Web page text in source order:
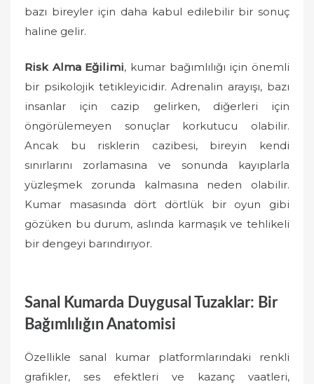
bazı bireyler için daha kabul edilebilir bir sonuç
haline gelir.
Risk Alma Eğilimi, kumar bağımlılığı için önemli
bir psikolojik tetikleyicidir. Adrenalin arayışı, bazı
insanlar için cazip gelirken, diğerleri için
öngörülemeyen sonuçlar korkutucu olabilir.
Ancak bu risklerin cazibesi, bireyin kendi
sınırlarını zorlamasına ve sonunda kayıplarla
yüzleşmek zorunda kalmasına neden olabilir.
Kumar masasında dört dörtlük bir oyun gibi
gözüken bu durum, aslında karmaşık ve tehlikeli
bir dengeyi barındırıyor.
Sanal Kumarda Duygusal Tuzaklar: Bir
Bağımlılığın Anatomisi
Özellikle sanal kumar platformlarındaki renkli
grafikler, ses efektleri ve kazanç vaatleri,